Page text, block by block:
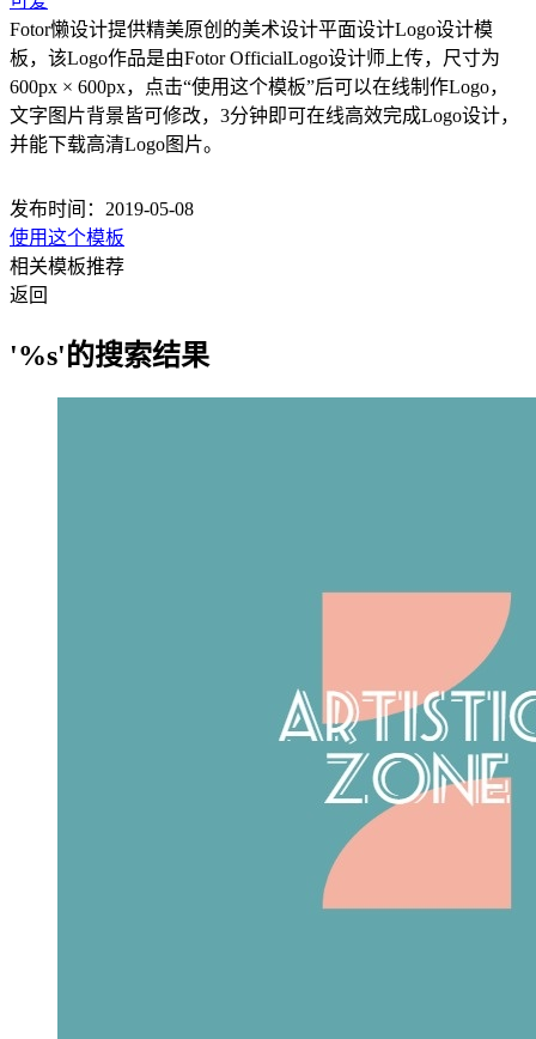
Fotor懒设计提供精美原创的美术设计平面设计Logo设计模
板，该Logo作品是由Fotor OfficialLogo设计师上传，尺寸为
600px × 600px，点击“使用这个模板”后可以在线制作Logo，
文字图片背景皆可修改，3分钟即可在线高效完成Logo设计，
并能下载高清Logo图片。
发布时间：2019-05-08
使用这个模板
相关模板推荐
返回
'%s'的搜索结果